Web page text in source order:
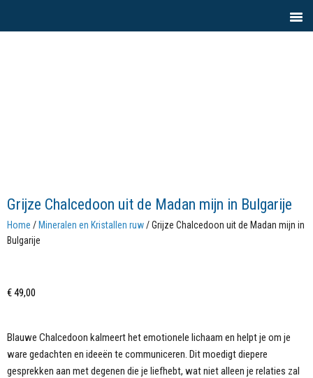
Grijze Chalcedoon uit de Madan mijn in Bulgarije
Home / Mineralen en Kristallen ruw/ Grijze Chalcedoon uit de Madan mijn in
Bulgarije
€49,00
Blauwe Chalcedoon kalmeert het emotionele lichaam en helpt je om je
ware gedachten en ideeën te communiceren. Dit moedigt diepere
gesprekken aan met degenen die je liefhebt, wat niet alleen je relaties zal